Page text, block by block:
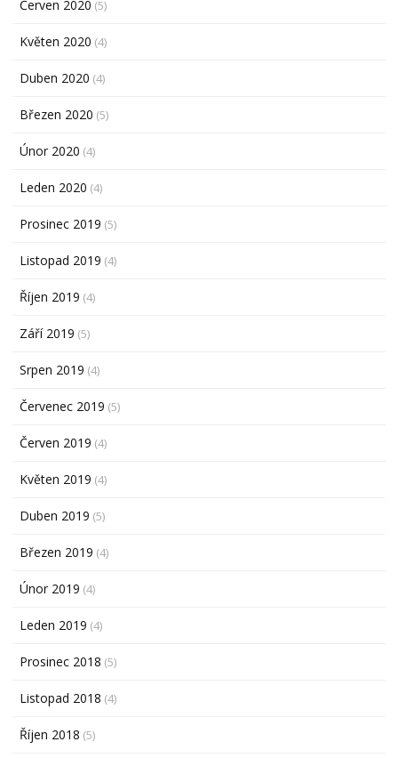
Červen 2020 (5)
Květen 2020 (4)
Duben 2020 (4)
Březen 2020 (5)
Únor 2020 (4)
Leden 2020 (4)
Prosinec 2019 (5)
Listopad 2019 (4)
Říjen 2019 (4)
Září 2019 (5)
Srpen 2019 (4)
Červenec 2019 (5)
Červen 2019 (4)
Květen 2019 (4)
Duben 2019 (5)
Březen 2019 (4)
Únor 2019 (4)
Leden 2019 (4)
Prosinec 2018 (5)
Listopad 2018 (4)
Říjen 2018 (5)